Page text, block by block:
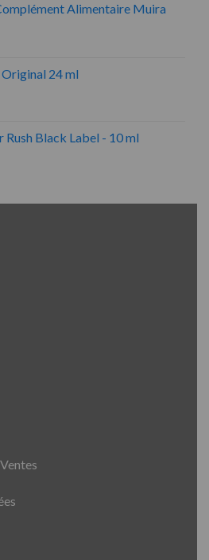
Alimentaire Muira
Original 24 ml
Rush Black Label - 10 ml